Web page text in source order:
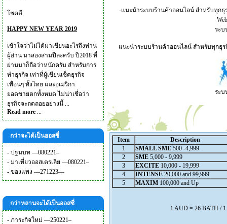
โชคดี
HAPPY NEW YEAR 2019
เข้าใจว่าไม่ได้มาเขียนอะไรถึงท่าน
ผู้อ่าน มาสองสามปีละครับ ปี2018 ที่
ผ่านมาก็ถือว่าหนักครับ สำหรับการ
ทำธุรกิจ เท่าที่ผู้เขียนเช็คธุรกิจ
เพื่อนๆ ทั้งไทย และอเมริกา
ยอดขายตกทั้งหมด ไม่น่าเชื่อว่า
ธุรกิจจะถดถอยอย่างนี้ ...
Read more ...
กว่าจะได้เป็นออสซี่
- ปฐมบท —080221–
- มาเที่ยวออสเตรเลีย —080221–
- ของแพง —271223—
กว่าหลานจะได้เป็นออสซี่
- ภาระกิจใหม่ —250221–
-แนะนำระบบร้านค้าออนไลน์ สำหรับทุกธุ
ระบ
แนะนำระบบร้านค้าออนไลน์ สำหรับทุกธุ
ระบ
Item
Description
1
SMALL SME 500 -4,999
2
SME 5,000 - 9,999
3
EXCITE 10,000 - 19,999
4
INTENSE 20,000 and 99,999
5
MAXIM 100,000 and Up
1 AUD = 26 BATH /